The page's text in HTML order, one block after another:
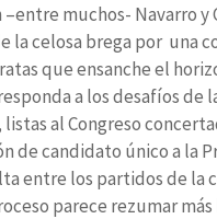
muchos- Navarro y
la celosa brega por una
que ensanche el
a los desafíos de
al Congreso
de candidato único a la
entre los partidos de la
parece rezumar